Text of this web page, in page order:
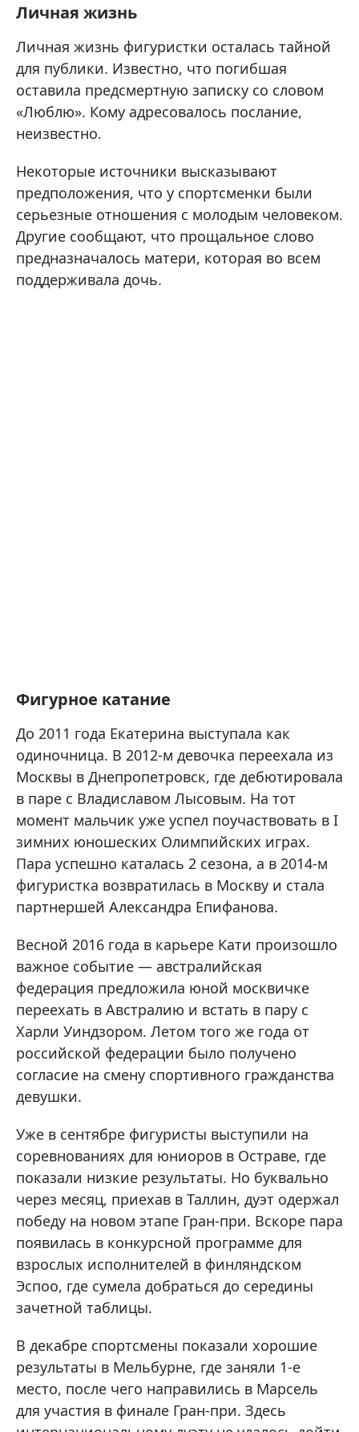
Личная жизнь
Личная жизнь фигуристки осталась тайной
для публики. Известно, что погибшая
оставила предсмертную записку со словом
«Люблю». Кому адресовалось послание,
неизвестно.
Некоторые источники высказывают
предположения, что у спортсменки были
серьезные отношения с молодым человеком.
Другие сообщают, что прощальное слово
предназначалось матери, которая во всем
поддерживала дочь.
Фигурное катание
До 2011 года Екатерина выступала как
одиночница. В 2012-м девочка переехала из
Москвы в Днепропетровск, где дебютировала
в паре с Владиславом Лысовым. На тот
момент мальчик уже успел поучаствовать в I
зимних юношеских Олимпийских играх.
Пара успешно каталась 2 сезона, а в 2014-м
фигуристка возвратилась в Москву и стала
партнершей Александра Епифанова.
Весной 2016 года в карьере Кати произошло
важное событие — австралийская
федерация предложила юной москвичке
переехать в Австралию и встать в пару с
Харли Уиндзором. Летом того же года от
российской федерации было получено
согласие на смену спортивного гражданства
девушки.
Уже в сентябре фигуристы выступили на
соревнованиях для юниоров в Остраве, где
показали низкие результаты. Но буквально
через месяц, приехав в Таллин, дуэт одержал
победу на новом этапе Гран-при. Вскоре пара
появилась в конкурсной программе для
взрослых исполнителей в финляндском
Эспоо, где сумела добраться до середины
зачетной таблицы.
В декабре спортсмены показали хорошие
результаты в Мельбурне, где заняли 1-е
место, после чего направились в Марсель
для участия в финале Гран-при. Здесь